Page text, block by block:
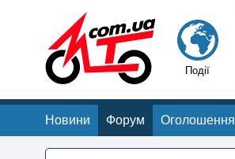
Події
Новини Форум Оголошення